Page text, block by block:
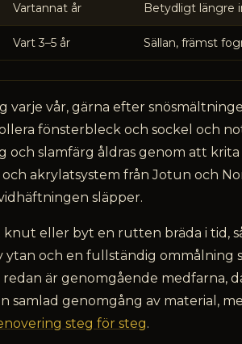
Vartannat år Betydligt längre
Vart 3–5 år Sällan, främst
varje vår, gärna efter
fönsterbleck och sockel och
och slamfärg åldras genom att
akrylatsystem från Jotun och
släpper.
eller byt en rutten bräda i tid,
ytan och en fullständig ommålning
är genomgående medfarna,
samlad genomgång av material,
steg för steg.